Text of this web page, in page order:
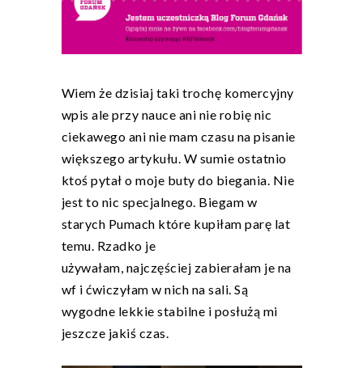
Wiem że dzisiaj taki trochę komercyjny
wpis ale przy nauce ani nie robię nic
ciekawego ani nie mam czasu na pisanie
większego artykułu. W sumie ostatnio
ktoś pytał o moje buty do biegania. Nie
jest to nic specjalnego. Biegam w
starych Pumach które kupiłam parę lat
temu. Rzadko je
używałam, najczęściej zabierałam je na
wf i ćwiczyłam w nich na sali. Są
wygodne lekkie stabilne i posłużą mi
jeszcze jakiś czas.